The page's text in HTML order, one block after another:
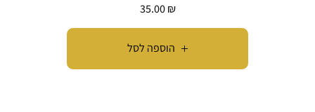
הוספה לסל
35.00₪